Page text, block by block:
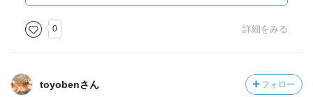
知多半島についてからイスタンブールについてまで、西
原市の
マンガとともに書かれています。
上記の引用は、江戸時代の昆布の流通について書かれた
章での
0 詳細をみる
toyobenさん フォロー